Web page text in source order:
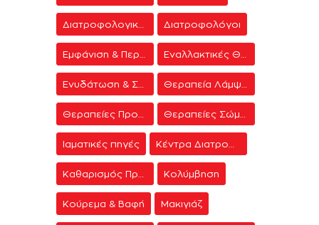
Διατροφολόγοι
Ιαματικές πηγές
Κολύμβηση
Κούρεμα & Βαφή Μακιγιάζ